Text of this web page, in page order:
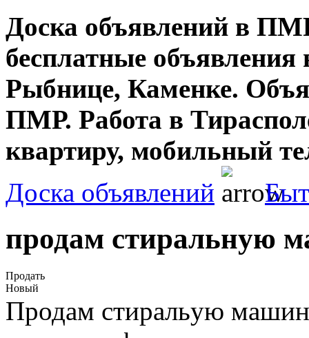
Доска объявлений в
бесплатные объявления
Рыбнице, Каменке.
ПМР. Работа в
квартиру, мобильный
Доска объявлений
продам стиральную
Продать
Новый
Продам стиральую